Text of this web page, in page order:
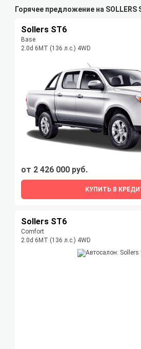
Горячее предложение на SOLLERS
Sollers ST6
Base
2.0d 6MT (136 л.с.) 4WD
от 2 426 000 руб.
КУПИТЬ В
Sollers ST6
Comfort
2.0d 6MT (136 л.с.) 4WD